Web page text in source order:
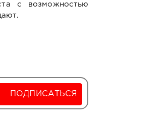
с возможностью
ПОДПИСАТЬСЯ